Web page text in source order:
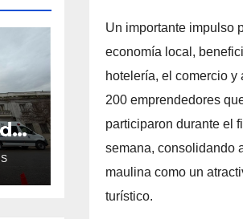
Un importante impulso
economía local,
hotelería, el comercio y
200 emprendedores
participaron durante el
semana, consolidando
maulina como un
turístico.